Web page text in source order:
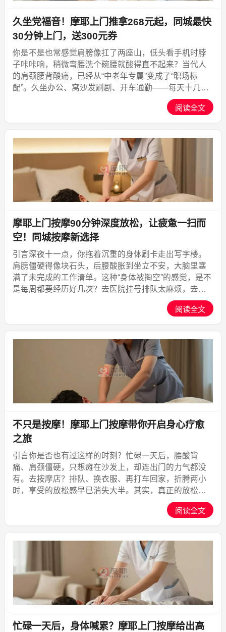
久坐党福音！摩耶上门推拿268元起，同城最快
30分钟上门，送300元券
你是不是也常感觉肩膀像扛了两座山，低头看手机时脖
子咔咔响，稍微弯腰洗个碗腰就酸得直不起来？当代人
的肩颈腰背酸痛，已经从“中老年专属”变成了“职场标
配”。久坐办公、窝沙发刷剧、开车通勤——每天十几个
小时保持不良姿势，肌肉持续紧张，经络慢慢淤堵，酸
痛就像影子一样甩不掉。可去一趟按摩店，路上来回一
阅读全文
摩耶上门按摩90分钟深度放松，让疲惫一扫而
空！同城按摩新选择
引言深夜十一点，你拖着沉重的身体刷卡走出写字楼。
肩膀僵硬得像块石头，后腰酸胀到坐立不安，大脑里塞
满了未完成的工作清单。这种“身体被掏空”的感觉，是不
是每周都要经历好几次？去医院挂号排队太麻烦，去按
摩店来回通勤又要浪费一小时。如果有一种方式，能让
专业技师带着精油和手法，直接出现在你家客厅或酒店
阅读全文
不只是按摩！摩耶上门按摩带你开启身心疗愈
之旅
引言你是否也有过这样的时刻？忙碌一天后，腰酸背
痛、肩颈僵硬，只想瘫在沙发上，却连出门的力气都没
有。去按摩店？排队、换衣服、再打车回家，折腾两小
时，享受的放松感早已消失大半。其实，真正的放松不
需要这么复杂。摩耶上门按摩APP，把专业按摩师直接
送到你家，让你不出门就能享受一场身心疗愈之旅。全
阅读全文
忙碌一天后，身体喊累？摩耶上门按摩给出高